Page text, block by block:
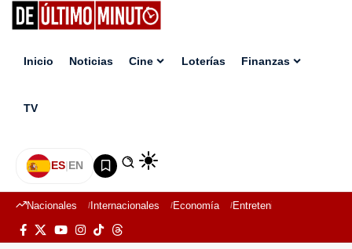
Inicio Noticias Cine Loterías Finanzas
TV
ES|EN
Nacionales Internacionales Economía Entretenimiento